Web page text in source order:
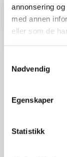
annonsering
med annen
eller som de
Nødvendig
Egenskaper
Statistikk